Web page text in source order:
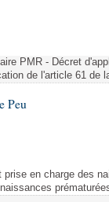
PMR - Décret
de l'article 61 de
Peu
en charge des